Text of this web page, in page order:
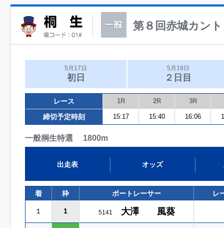
第８回赤城カン
5月17日
初日
5月18日
２日目
レース 1R 2R 3R
締切予定時刻 15:17 15:40 16:06
一般桐生特選 1800m
出走表 オッズ
着 枠 ボートレーサー レ
１ 1 5141 大澤 風葵